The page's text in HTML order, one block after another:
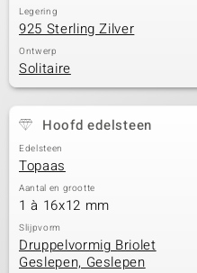
Legering
925 Sterling Zilver
Ontwerp
Solitaire
Hoofd edelsteen
Edelsteen
Topaas
Aantal en grootte
1 à 16x12 mm
Slijpvorm
Druppelvormig Briolet
Geslepen, Geslepen